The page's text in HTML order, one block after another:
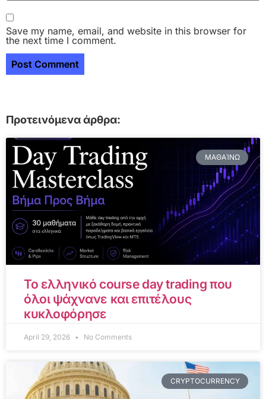
Save my name, email, and website in this browser for
the next time I comment.
Προτεινόμενα άρθρα:
ΜΑΘΑΊΝΩ
Το ελληνικό course day trading που
όλοι ψάχνανε και επιτέλους
κυκλοφόρησε
April 29, 2026 No Comments
CRYPTOCURRENCY